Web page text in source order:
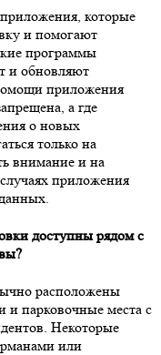
которые
и помогают
программы
и обновляют
приложения
а где
о новых
только на
внимание и на
приложения
доступны рядом с
расположены
и парковочные места с
Некоторые
или